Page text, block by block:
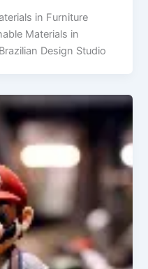
in Furniture
Materials in
Design Studio